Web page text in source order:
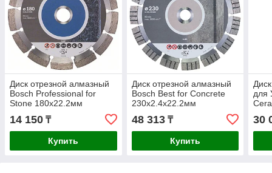
Диск отрезной алмазный
Bosch Professional for
Stone 180х22.2мм
2608602600
14 150 ₸
Купить
Диск отрезной алмазный
Bosch Best for Concrete
230x2.4x22.2мм
2608602655
48 313₸
Купить
для
30